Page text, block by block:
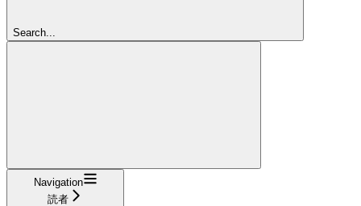
Search...
Navigation
読者